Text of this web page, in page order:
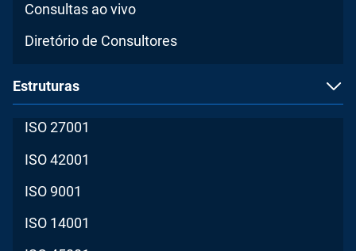
Consultas ao vivo
Diretório de Consultores
Estruturas
ISO 27001
ISO 42001
ISO 9001
ISO 14001